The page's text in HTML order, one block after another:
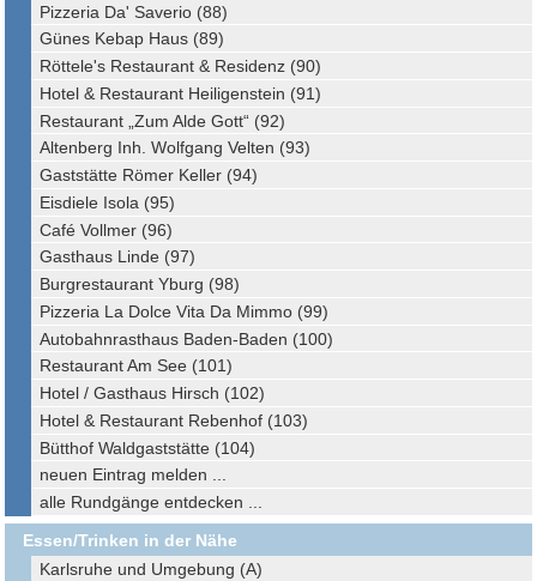
Pizzeria Da' Saverio (88)
Günes Kebap Haus (89)
Röttele's Restaurant & Residenz (90)
Hotel & Restaurant Heiligenstein (91)
Restaurant „Zum Alde Gott“ (92)
Altenberg Inh. Wolfgang Velten (93)
Gaststätte Römer Keller (94)
Eisdiele Isola (95)
Café Vollmer (96)
Gasthaus Linde (97)
Burgrestaurant Yburg (98)
Pizzeria La Dolce Vita Da Mimmo (99)
Autobahnrasthaus Baden-Baden (100)
Restaurant Am See (101)
Hotel / Gasthaus Hirsch (102)
Hotel & Restaurant Rebenhof (103)
Bütthof Waldgaststätte (104)
neuen Eintrag melden ...
alle Rundgänge entdecken ...
Essen/Trinken in der Nähe
Karlsruhe und Umgebung (A)